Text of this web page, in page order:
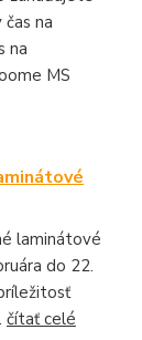
na
na
MS
laminátové
do 22.
čítať celé